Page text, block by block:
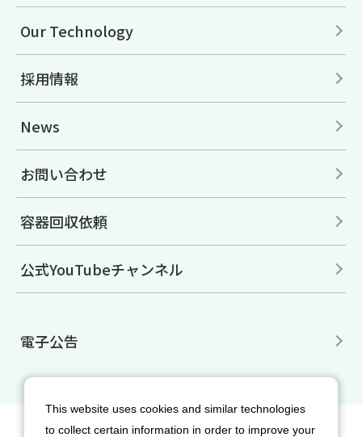
Our Technology
採用情報
News
お問い合わせ
容器回収依頼
公式YouTubeチャンネル
電子公告
This website uses cookies and similar technologies
to collect certain information in order to improve your